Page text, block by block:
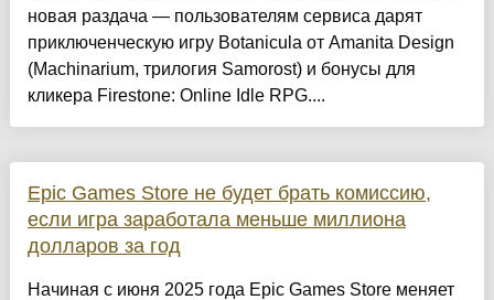
новая раздача — пользователям сервиса дарят
приключенческую игру Botanicula от Amanita Design
(Machinarium, трилогия Samorost) и бонусы для
кликера Firestone: Online Idle RPG....
Epic Games Store не будет брать комиссию,
если игра заработала меньше миллиона
долларов за год
Начиная с июня 2025 года Epic Games Store меняет